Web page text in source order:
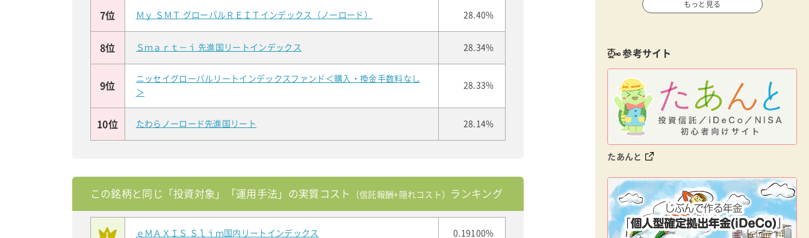
7位 Ｍｙ ＳＭＴ グローバルＲＥＩＴインデックス（ノーロード） 28.40%
8位 Ｓｍａｒｔ－ｉ 先進国リートインデックス 28.34%
9位
ニッセイグローバルリートインデックスファンド＜購入・換金手数料なし
＞
28.33%
10位 たわらノーロード先進国リート 28.14%
この銘柄と同じ「投資対象」「運用手法」の実質コスト （信託報酬+隠れコスト） ランキング
ｅＭＡＸＩＳ Ｓｌｉｍ国内リートインデックス 0.19100%
もっと見る
参考サイト
たあんと